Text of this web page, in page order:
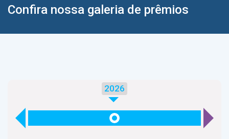
Confira nossa galeria de prêmios
2026